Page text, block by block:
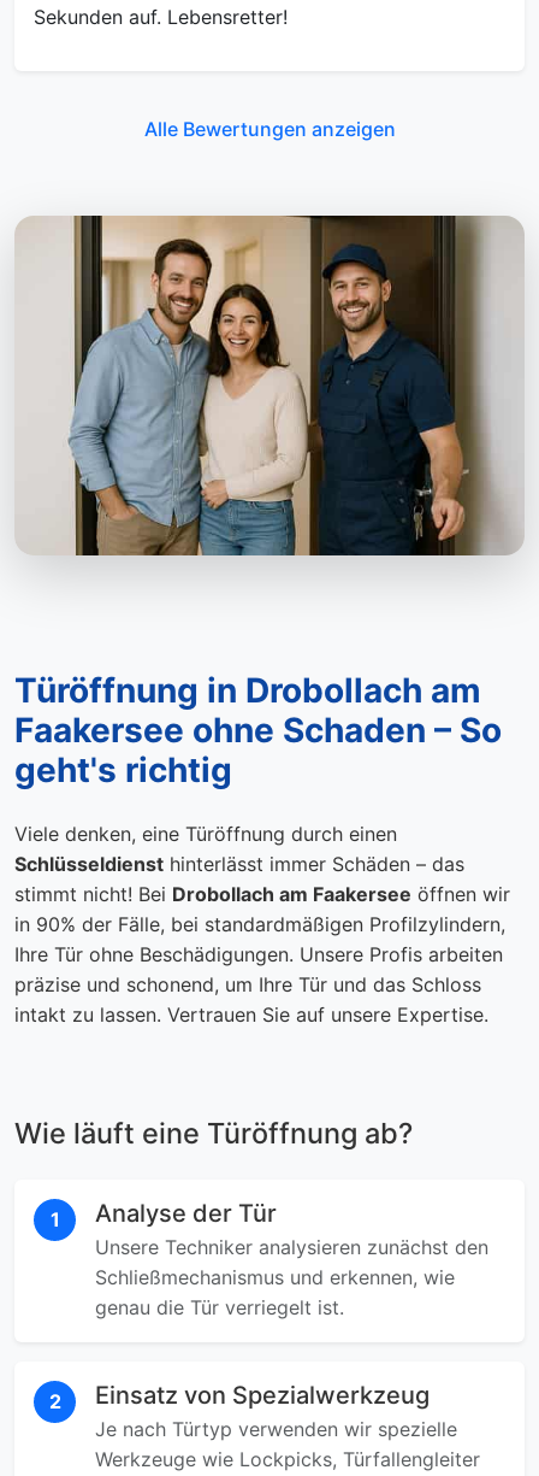
Sekunden auf. Lebensretter!
Alle Bewertungen anzeigen
Türöffnung in Drobollach am
Faakersee ohne Schaden – So
geht's richtig
Viele denken, eine Türöffnung durch einen
Schlüsseldienst hinterlässt immer Schäden – das
stimmt nicht! Bei Drobollach am Faakersee öffnen wir
in 90% der Fälle, bei standardmäßigen Profilzylindern,
Ihre Tür ohne Beschädigungen. Unsere Profis arbeiten
präzise und schonend, um Ihre Tür und das Schloss
intakt zu lassen. Vertrauen Sie auf unsere Expertise.
Wie läuft eine Türöffnung ab?
1 Analyse der Tür
Unsere Techniker analysieren zunächst den
Schließmechanismus und erkennen, wie
genau die Tür verriegelt ist.
2 Einsatz von Spezialwerkzeug
Je nach Türtyp verwenden wir spezielle
Werkzeuge wie Lockpicks, Türfallengleiter